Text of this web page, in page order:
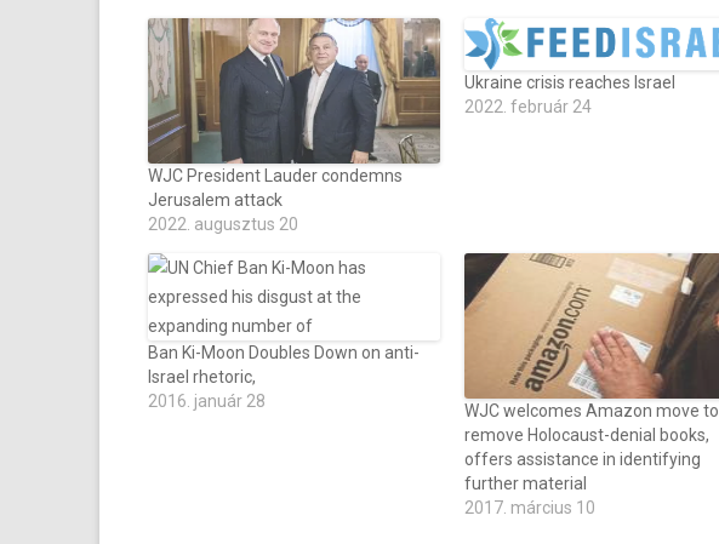
WJC President Lauder condemns
Jerusalem attack
2022. augusztus 20
Ukraine crisis reaches Israel
2022. február 24
Ban Ki-Moon Doubles Down on anti-
Israel rhetoric,
2016. január 28
WJC welcomes Amazon move to
remove Holocaust-denial books,
offers assistance in identifying
further material
2017. március 10